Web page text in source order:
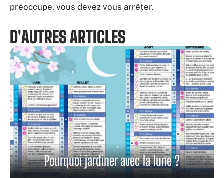
préoccupe, vous devez vous arrêter.
D'AUTRES ARTICLES
Pourquoi jardiner avec la lune ?